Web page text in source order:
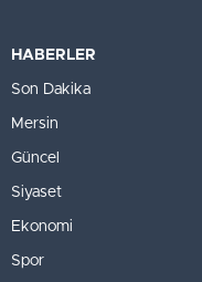
HABERLER
Son Dakika
Mersin
Güncel
Siyaset
Ekonomi
Spor